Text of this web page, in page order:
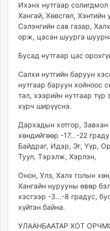
ikon.mn
mnb.mn
Livetv.mn
24tsag.mn
shuud.mn
eagle.mn
ergelt.mn
zarig.mn
today.mn
zuv.mn
mminfo.mn
ugluu.mn
urlag.mn
unen.mn
asu.mn
shudarga.mn
shuurhai.mn
Ихэнх нутгаар солигдмол
Хангай, Хөвсгөл, Хэнтийн
Сэлэнгийн сав газар,
орж, цасан шуурга
Бусад нутгаар цас
Салхи нутгийн баруун
нутгаар баруун хойноос
тал, хээрийн нутгаар
хүрч ширүүснэ.
Дархадын хотгор,
хөндийгөөр -17…-22
Байдраг, Идэр, Эг, Үүр,
Туул, Тэрэлж, Хэрлэн,
Онон, Улз, Халх голын
Хангайн нурууны өвөр
хэсгээр -3...-8 градус,
хүйтэн байна.
УЛААНБААТАР ХОТ